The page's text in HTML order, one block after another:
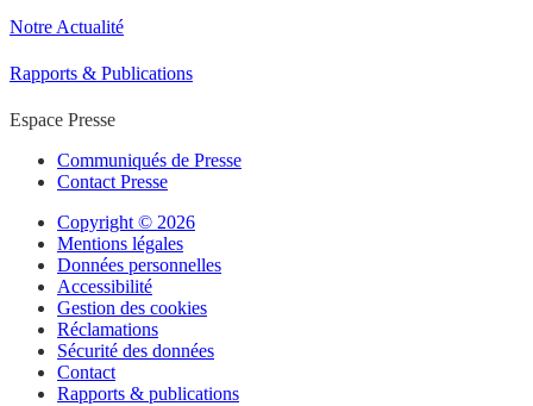
Notre Actualité
Rapports & Publications
Espace Presse
Communiqués de Presse
Contact Presse
Copyright © 2026
Mentions légales
Données personnelles
Accessibilité
Gestion des cookies
Réclamations
Sécurité des données
Contact
Rapports & publications